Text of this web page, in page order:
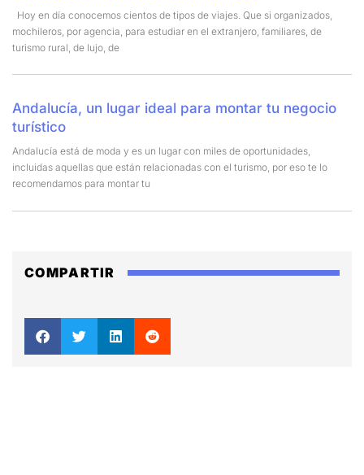
Hoy en día conocemos cientos de tipos de viajes. Que si organizados,
mochileros, por agencia, para estudiar en el extranjero, familiares, de
turismo rural, de lujo, de
Andalucía, un lugar ideal para montar tu negocio
turístico
Andalucía está de moda y es un lugar con miles de oportunidades,
incluidas aquellas que están relacionadas con el turismo, por eso te lo
recomendamos para montar tu
COMPARTIR